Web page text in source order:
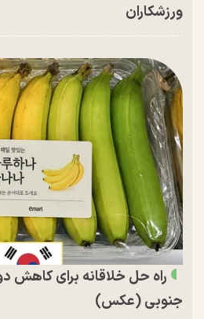
ورزشکاران
راه حل خلاقانه برای کاهش
جنوبی (عکس)